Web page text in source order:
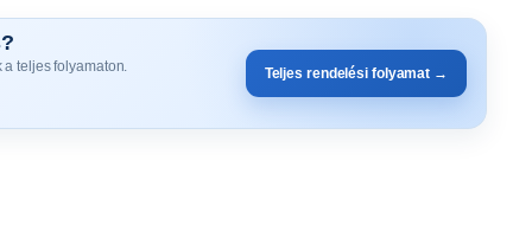
teljes folyamaton. Teljes rendelési folyamat →